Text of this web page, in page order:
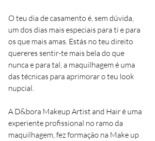
O teu dia de casamento é, sem dúvida,
um dos dias mais especiais para ti e para
os que mais amas. Estás no teu direito
quereres sentir-te mais bela do que
nunca e para tal, a maquilhagem é uma
das técnicas para aprimorar o teu look
nupcial.
A D&bora Makeup Artist and Hair é uma
experiente profissional no ramo da
maquilhagem, fez formação na Make up